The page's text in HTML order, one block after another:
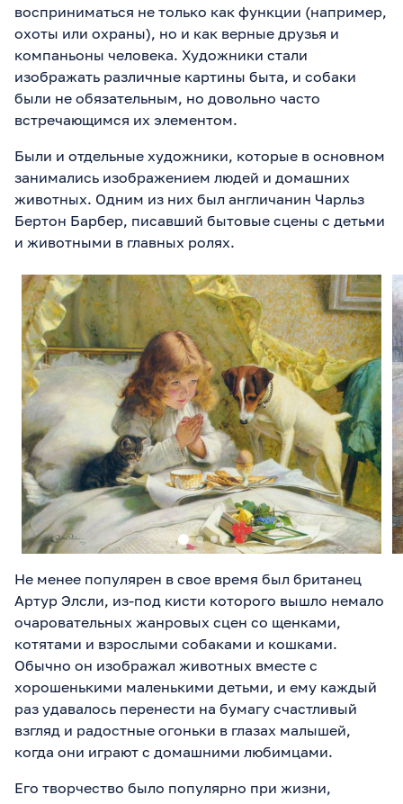
восприниматься не только как функции (например,
охоты или охраны), но и как верные друзья и
компаньоны человека. Художники стали
изображать различные картины быта, и собаки
были не обязательным, но довольно часто
встречающимся их элементом.
Были и отдельные художники, которые в основном
занимались изображением людей и домашних
животных. Одним из них был англичанин Чарльз
Бертон Барбер, писавший бытовые сцены с детьми
и животными в главных ролях.
Не менее популярен в свое время был британец
Артур Элсли, из-под кисти которого вышло немало
очаровательных жанровых сцен со щенками,
котятами и взрослыми собаками и кошками.
Обычно он изображал животных вместе с
хорошенькими маленькими детьми, и ему каждый
раз удавалось перенести на бумагу счастливый
взгляд и радостные огоньки в глазах малышей,
когда они играют с домашними любимцами.
Его творчество было популярно при жизни,